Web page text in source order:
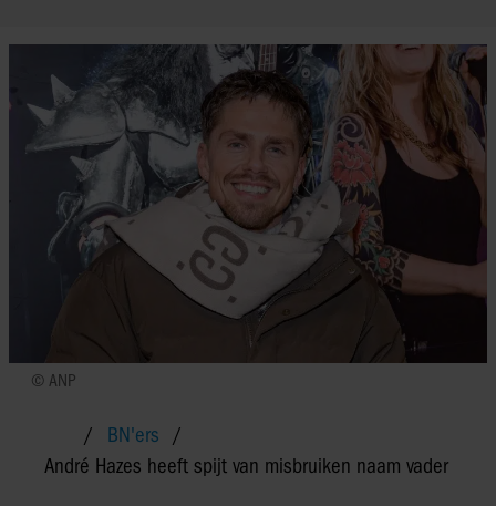
© ANP
BN'ers
André Hazes heeft spijt van misbruiken naam vader